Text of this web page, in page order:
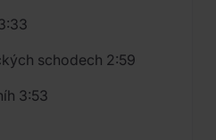
schodech 2:59
3:53